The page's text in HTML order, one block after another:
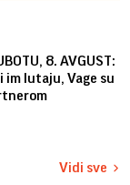
8. AVGUST:
im lutaju, Vage su
Vidi sve